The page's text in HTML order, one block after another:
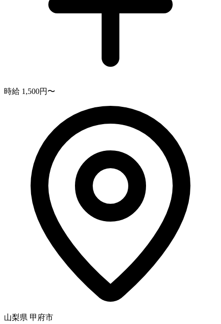
時給 1,500円〜
山梨県 甲府市